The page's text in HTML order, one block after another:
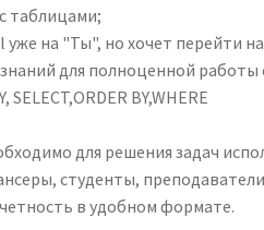
таблицами;
уже на "Ты", но хочет перейти
для полноценной
BY,WHERE
для решения задач
студенты,
в удобном формате.